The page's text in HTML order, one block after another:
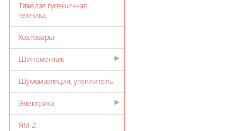
Тяжелая гусеничная
техника
Хоз.товары
Шиномонтаж
Шумоизоляция, утеплитель
Электрика
ЯМ-Z